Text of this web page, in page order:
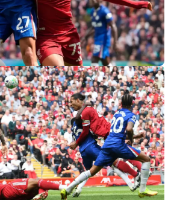
болельщики
разнесли тренеров
«Энфилде»